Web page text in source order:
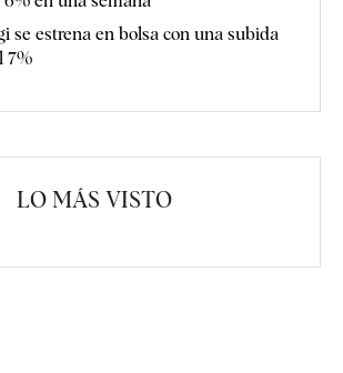
se estrena en bolsa con una subida
7%
LO MÁS VISTO